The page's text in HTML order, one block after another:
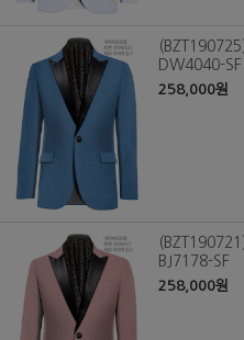
DW4040-SF
258,000원
BJ7178-SF
258,000원